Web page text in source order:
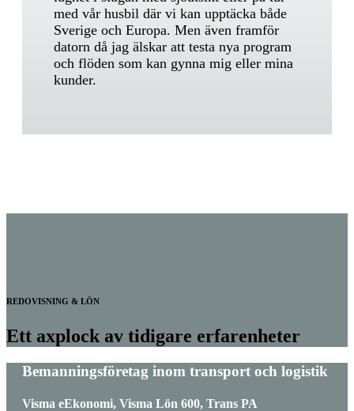
med vår husbil där vi kan upptäcka både
Sverige och Europa. Men även framför
datorn då jag älskar att testa nya program
och flöden som kan gynna mig eller mina
kunder.
REDOVISNING & LÖN
Ett axplock av tidigare erfarenheter
Bemanningsföretag inom transport och logistik
Visma eEkonomi, Visma Lön 600, Trans PA